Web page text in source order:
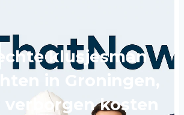
klusjesman
verborgen kosten